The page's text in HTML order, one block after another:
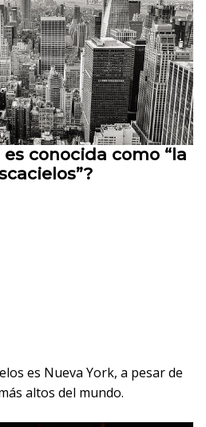
conocida como “la
es Nueva York, a pesar de
altos del mundo.